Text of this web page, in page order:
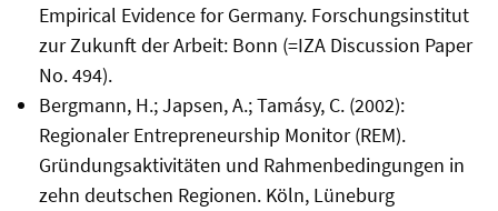
Empirical Evidence for Germany. Forschungsinstitut
zur Zukunft der Arbeit: Bonn (=IZA Discussion Paper
No. 494).
Bergmann, H.; Japsen, A.; Tamásy, C. (2002):
Regionaler Entrepreneurship Monitor (REM).
Gründungsaktivitäten und Rahmenbedingungen in
zehn deutschen Regionen. Köln, Lüneburg